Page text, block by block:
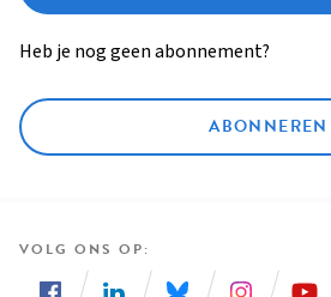
Heb je nog geen abonnement?
ABONNEREN
VOLG ONS OP